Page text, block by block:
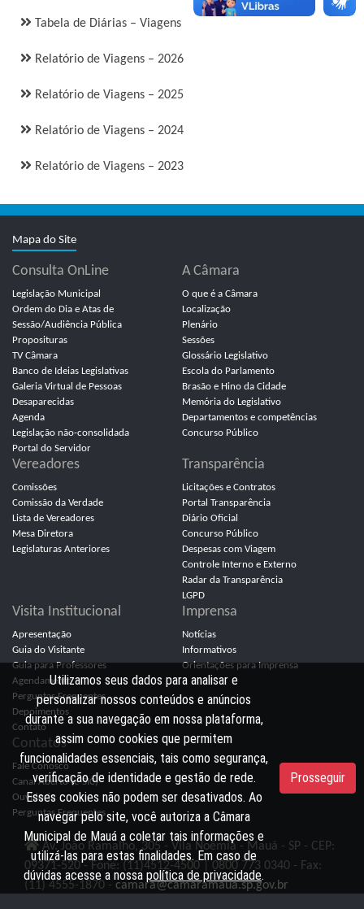
Tabela de Diárias – Viagens
Relatório de Viagens – 2026
Relatório de Viagens – 2025
Relatório de Viagens – 2024
Relatório de Viagens – 2023
Mapa do Site
Consulta OnLine
Legislação Municipal
Ordem do Dia e Atas de
Sessão/Audiência Pública
Proposituras
TV Câmara
Banco de Ideias Legislativas
Galeria Virtual de Pessoas
Desaparecidas
Agenda
Legislação não-consolidada
Portal do Servidor
A Câmara
O que é a Câmara
Localização
Plenário
Sessões
Glossário Legislativo
Escola do Parlamento
Brasão e Hino da Cidade
Memória do Legislativo
Departamentos e competências
Concurso Público
Vereadores
Comissões
Comissão da Verdade
Lista de Vereadores
Mesa Diretora
Legislaturas Anteriores
Transparência
Licitações e Contratos
Portal Transparência
Diário Oficial
Concurso Público
Despesas com Viagem
Controle Interno e Externo
Radar da Transparência
LGPD
Visita Institucional
Apresentação
Guia do Visitante
Guia para Professores
Agendamento
Perguntas Frequentes
Depoimentos
Contato
Imprensa
Notícias
Informativos
Orientações para Imprensa
Contatos
Fale Conosco
Canal Aberto (e-SIC)
Ouvidoria
Perguntas Frequentes
Av. João Ramalho, 305 - Vila Noêmia - Mauá - SP - CEP:
09371-520 - Fone: (11)4512-4500 | 0800 773 0340 - Fax:
(11) 4555-1870 - camara@camaramaua.sp.gov.br
Utilizamos seus dados para analisar e
personalizar nossos conteúdos e anúncios
durante a sua navegação em nossa plataforma,
assim como cookies que permitem
funcionalidades essenciais, tais como segurança,
verificação de identidade e gestão de rede.
Esses cookies não podem ser desativados. Ao
navegar pelo site, você autoriza a Câmara
Municipal de Mauá a coletar tais informações e
utilizá-las para estas finalidades. Em caso de
dúvidas acesse a nossa política de privacidade.
Prosseguir